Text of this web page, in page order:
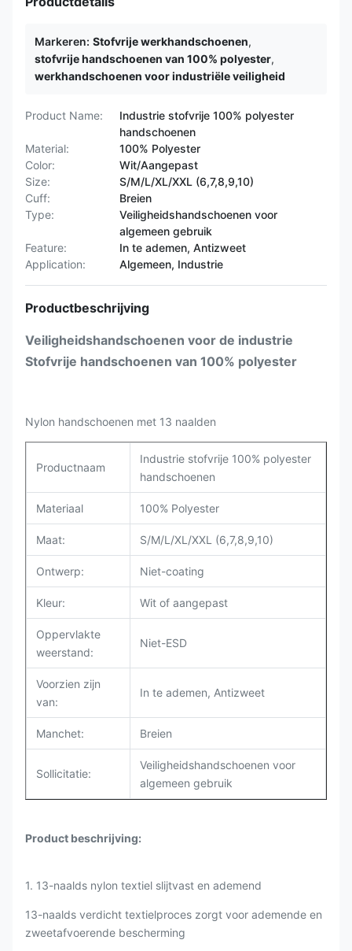
Markeren: Stofvrije werkhandschoenen,
stofvrije handschoenen van 100% polyester,
werkhandschoenen voor industriële veiligheid
Product Name:
Industrie stofvrije 100% polyester
handschoenen
Material:
100% Polyester
Color:
Wit/Aangepast
Size:
S/M/L/XL/XXL (6,7,8,9,10)
Cuff:
Breien
Type:
Veiligheidshandschoenen voor
algemeen gebruik
Feature:
In te ademen, Antizweet
Application:
Algemeen, Industrie
Productbeschrijving
Veiligheidshandschoenen voor de industrie
Stofvrije handschoenen van 100% polyester
Nylon handschoenen met 13 naalden
Productnaam
Industrie stofvrije 100% polyester
handschoenen
Materiaal 100% Polyester
Maat: S/M/L/XL/XXL (6,7,8,9,10)
Ontwerp: Niet-coating
Kleur: Wit of aangepast
Oppervlakte
weerstand:
Niet-ESD
Voorzien zijn
van:
In te ademen, Antizweet
Manchet: Breien
Sollicitatie:
Veiligheidshandschoenen voor
algemeen gebruik
Product beschrijving:
1. 13-naalds nylon textiel slijtvast en ademend
13-naalds verdicht textielproces zorgt voor ademende en
zweetafvoerende bescherming